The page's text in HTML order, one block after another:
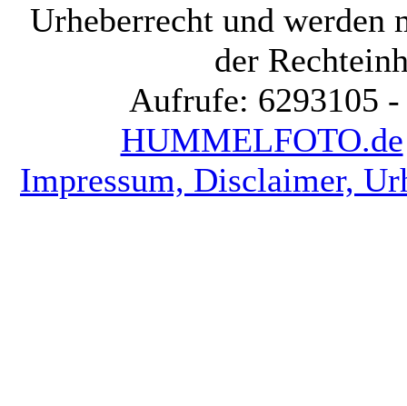
Urheberrecht und werden
der
Aufrufe: 6293105
HUMMELFOTO.de
Impressum, Disclaimer,